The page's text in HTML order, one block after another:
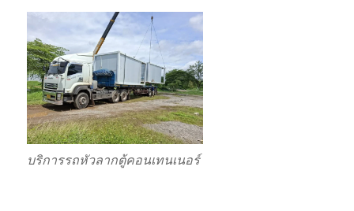
บริการรถหัวลากตู้คอนเทนเนอร์